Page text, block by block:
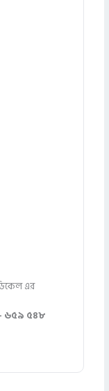
এর
৬৫৯ ৫৪৮